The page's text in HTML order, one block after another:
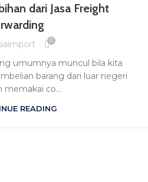
dari Jasa Freight
0
umumnya muncul bila kita
barang dari luar negeri
memakai co...
READING